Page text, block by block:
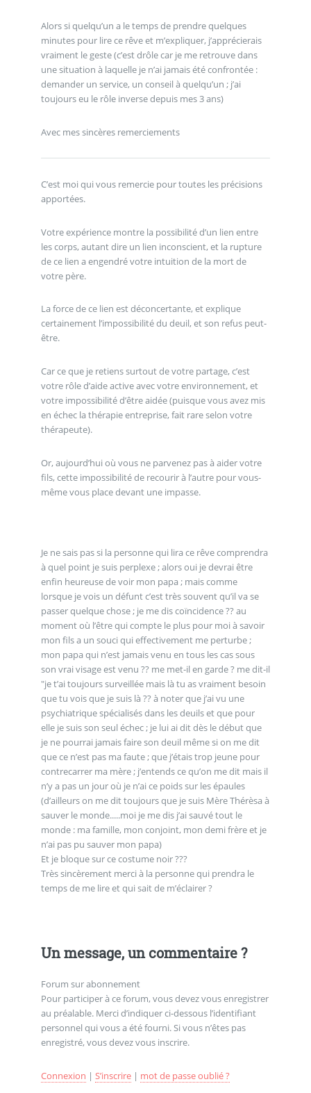
Alors si quelqu’un a le temps de prendre quelques
minutes pour lire ce rêve et m’expliquer, j’apprécierais
vraiment le geste (c’est drôle car je me retrouve dans
une situation à laquelle je n’ai jamais été confrontée :
demander un service, un conseil à quelqu’un ; j’ai
toujours eu le rôle inverse depuis mes 3 ans)
Avec mes sincères remerciements
C’est moi qui vous remercie pour toutes les précisions
apportées.
Votre expérience montre la possibilité d’un lien entre
les corps, autant dire un lien inconscient, et la rupture
de ce lien a engendré votre intuition de la mort de
votre père.
La force de ce lien est déconcertante, et explique
certainement l’impossibilité du deuil, et son refus peut-
être.
Car ce que je retiens surtout de votre partage, c’est
votre rôle d’aide active avec votre environnement, et
votre impossibilité d’être aidée (puisque vous avez mis
en échec la thérapie entreprise, fait rare selon votre
thérapeute).
Or, aujourd’hui où vous ne parvenez pas à aider votre
fils, cette impossibilité de recourir à l’autre pour vous-
même vous place devant une impasse.
Je ne sais pas si la personne qui lira ce rêve comprendra
à quel point je suis perplexe ; alors oui je devrai être
enfin heureuse de voir mon papa ; mais comme
lorsque je vois un défunt c’est très souvent qu’il va se
passer quelque chose ; je me dis coïncidence ?? au
moment où l’être qui compte le plus pour moi à savoir
mon fils a un souci qui effectivement me perturbe ;
mon papa qui n’est jamais venu en tous les cas sous
son vrai visage est venu ?? me met-il en garde ? me dit-il
"je t’ai toujours surveillée mais là tu as vraiment besoin
que tu vois que je suis là ?? à noter que j’ai vu une
psychiatrique spécialisés dans les deuils et que pour
elle je suis son seul échec ; je lui ai dit dès le début que
je ne pourrai jamais faire son deuil même si on me dit
que ce n’est pas ma faute ; que j’étais trop jeune pour
contrecarrer ma mère ; j’entends ce qu’on me dit mais il
n’y a pas un jour où je n’ai ce poids sur les épaules
(d’ailleurs on me dit toujours que je suis Mère Thérèsa à
sauver le monde.....moi je me dis j’ai sauvé tout le
monde : ma famille, mon conjoint, mon demi frère et je
n’ai pas pu sauver mon papa)
Et je bloque sur ce costume noir ???
Très sincèrement merci à la personne qui prendra le
temps de me lire et qui sait de m’éclairer ?
Un message, un commentaire ?
Forum sur abonnement
Pour participer à ce forum, vous devez vous enregistrer
au préalable. Merci d’indiquer ci-dessous l’identifiant
personnel qui vous a été fourni. Si vous n’êtes pas
enregistré, vous devez vous inscrire.
Connexion | S’inscrire| mot de passe oublié ?